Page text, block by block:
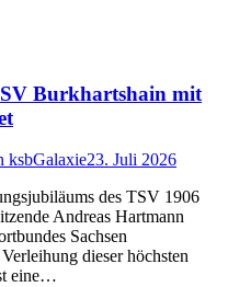
Burkhartshain mit
ksbGalaxie23. Juli 2026
des TSV 1906
Andreas Hartmann
Sachsen
dieser höchsten
eine…